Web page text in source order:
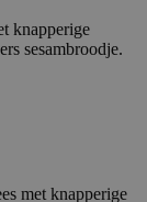
knapperige
sesambroodje.
met knapperige